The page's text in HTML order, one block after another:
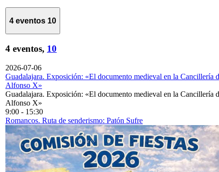
4 eventos 10
4 eventos, 10
2026-07-06
Guadalajara. Exposición: «El documento medieval en la Cancillería
Alfonso X»
Guadalajara. Exposición: «El documento medieval en la Cancillería
Alfonso X»
9:00 - 15:30
Romancos. Ruta de senderismo: Patón Sufre